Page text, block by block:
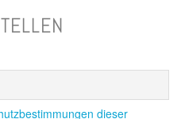
dieser